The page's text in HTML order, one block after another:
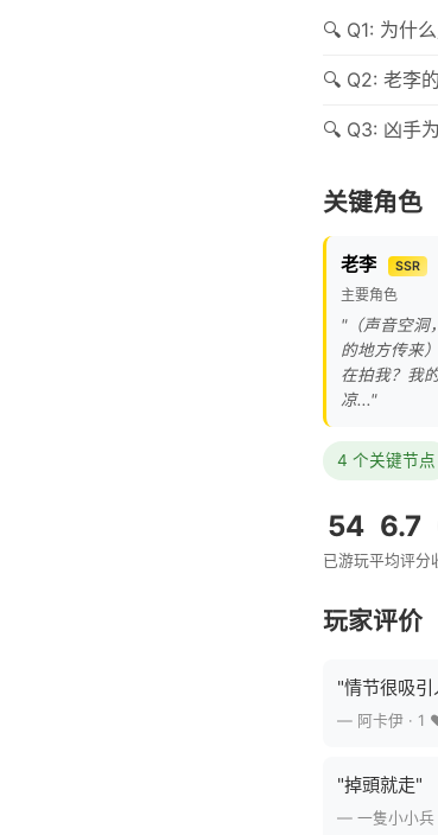
Q1: 为什
Q2: 老李
Q3: 凶手
关键角色
老李 SSR
主要角色
"（声音空洞
的地方传来
在拍我？我
凉..."
4 个关键节点
54
已游玩
6.7
平均评分
玩家评价
"情节很吸
— 阿卡伊 · 1
"掉頭就走"
— 一隻小小兵